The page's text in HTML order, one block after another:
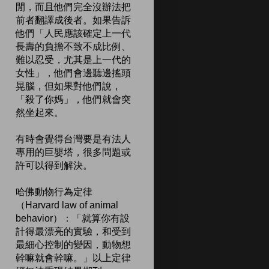
閒，而且他們完全沒辦法把
前者翻譯成後者。如果告訴
他們「人民應該確定上一代
長壽的負擔不致不成比例、
難以忍受，尤其是上一代的
女性」，他們會邊聽邊搖頭
晃腦，但如果對他們說，
「殺了你媽」，他們就會突
然坐起來。
有時會覺得台灣要是有法人
專用的巨嬰塔，很多問題或
許可以得到解決。
哈佛動物行為定律
（Harvard law of animal
behavior）：「就算你有設
計得最漂亮的實驗，和受到
最細心控制的變因，動物想
幹嘛就會幹嘛。」以上定律